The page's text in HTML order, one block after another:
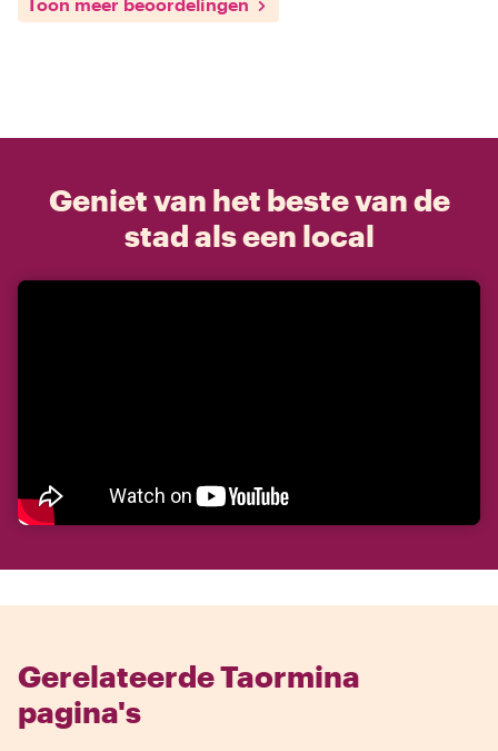
Geniet van het beste van de
stad als een local
Gerelateerde Taormina
pagina's